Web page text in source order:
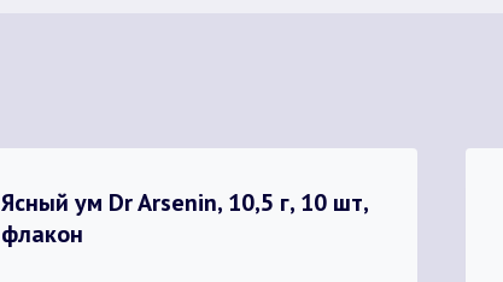
Ясный ум Dr Arsenin, 10,5 г, 10 шт,
флакон